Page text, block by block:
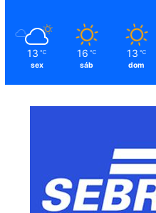
13 ℃
sex
16 ℃
sáb
13 ℃
dom